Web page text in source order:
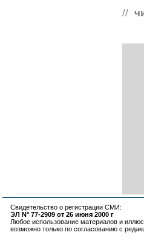
//
Свидетельство о регистрации СМИ:
ЭЛ N° 77-2909 от 26 июня 2000 г
Любое использование материалов и
возможно только по согласованию с